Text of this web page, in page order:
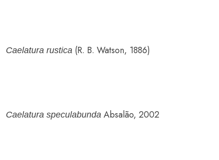
Caelatura rustica (R. B. Watson, 1886)
Caelatura speculabunda Absalão, 2002